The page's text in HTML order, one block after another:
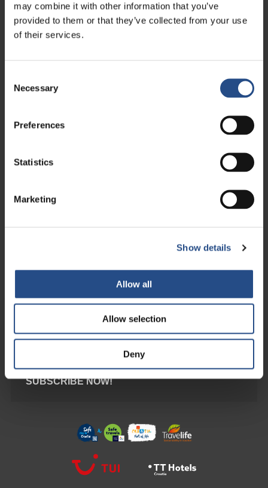
may combine it with other information that you’ve
provided to them or that they’ve collected from your use
of their services.
Selection
Necessary
Preferences
Statistics
Marketing
Show details
Allow all
Allow selection
Deny
TUI BLUE Makarska
TUI BLUE Kalamota Island Resort
Camp Dole
Najbolje uvjete rezerviranja i najpovoljnije uvjete otkazivanja
rezervacije - Fleksibilni uvjeti rezervacije - Posebne ponude i
Telefon: +385 1 200 2001
PRETPLATITE SE NA NAŠ
ZA POSEBNE PONUDE I POPUSTE
SUBSCRIBE NOW!